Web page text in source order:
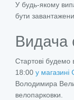
У будь-якому
бути
Видача
Стартові будемо
18:00 у магазині
Володимира
велопарковки.